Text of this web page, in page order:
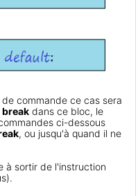
commande ce cas sera
break dans ce bloc, le
ci-dessous
, ou jusqu'à quand il ne
à sortir de l'instruction